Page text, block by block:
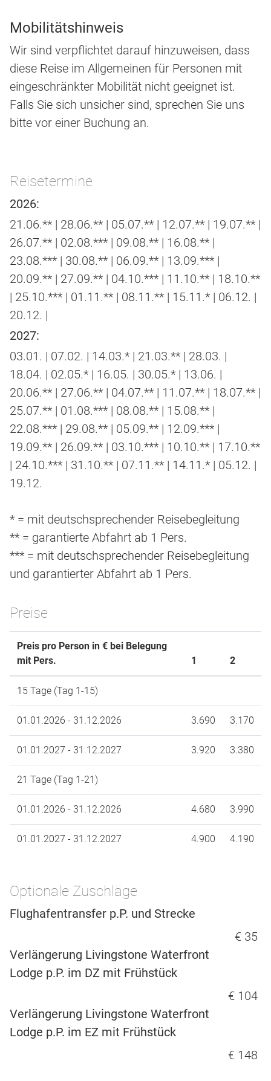
Mobilitätshinweis
Wir sind verpflichtet darauf hinzuweisen, dass
diese Reise im Allgemeinen für Personen mit
eingeschränkter Mobilität nicht geeignet ist.
Falls Sie sich unsicher sind, sprechen Sie uns
bitte vor einer Buchung an.
Reisetermine
2026:
21.06.** | 28.06.** | 05.07.** | 12.07.** | 19.07.** |
26.07.** | 02.08.*** | 09.08.** | 16.08.** |
23.08.*** | 30.08.** | 06.09.** | 13.09.*** |
20.09.** | 27.09.** | 04.10.*** | 11.10.** | 18.10.**
| 25.10.*** | 01.11.** | 08.11.** | 15.11.* | 06.12. |
20.12. |
2027:
03.01. | 07.02. | 14.03.* | 21.03.** | 28.03. |
18.04. | 02.05.* | 16.05. | 30.05.* | 13.06. |
20.06.** | 27.06.** | 04.07.** | 11.07.** | 18.07.** |
25.07.** | 01.08.*** | 08.08.** | 15.08.** |
22.08.*** | 29.08.** | 05.09.** | 12.09.*** |
19.09.** | 26.09.** | 03.10.*** | 10.10.** | 17.10.**
| 24.10.*** | 31.10.** | 07.11.** | 14.11.* | 05.12. |
19.12.
* = mit deutschsprechender Reisebegleitung
** = garantierte Abfahrt ab 1 Pers.
*** = mit deutschsprechender Reisebegleitung
und garantierter Abfahrt ab 1 Pers.
Preise
Preis pro Person in € bei Belegung
mit Pers.
1 2
15 Tage (Tag 1-15)
01.01.2026 - 31.12.2026 3.690 3.170
01.01.2027 - 31.12.2027 3.920 3.380
21 Tage (Tag 1-21)
01.01.2026 - 31.12.2026 4.680 3.990
01.01.2027 - 31.12.2027 4.900 4.190
Optionale Zuschläge
Flughafentransfer p.P. und Strecke
€ 35
Verlängerung Livingstone Waterfront
Lodge p.P. im DZ mit Frühstück
€ 104
Verlängerung Livingstone Waterfront
Lodge p.P. im EZ mit Frühstück
€ 148